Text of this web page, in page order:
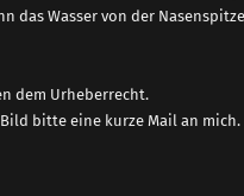
das Wasser von der
dem Urheberrecht.
bitte eine kurze Mail an mich.